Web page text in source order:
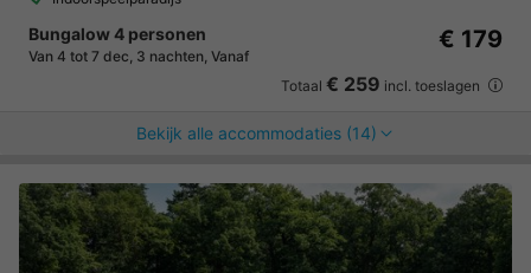
Bungalow 4 personen
Van 4 tot 7 dec, 3 nachten, Vanaf
€ 179
Totaal € 259 incl. toeslagen
Bekijk alle accommodaties (14)